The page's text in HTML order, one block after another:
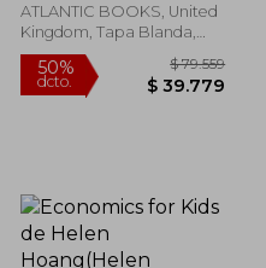
50%
dcto.
$
$
ATLANTIC BOOKS, United
Kingdom, Tapa Blanda,
Nuevo